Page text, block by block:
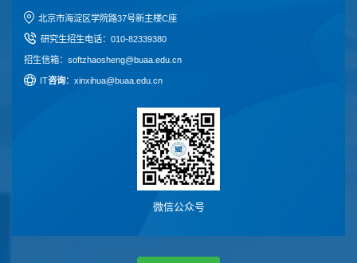
北京市海淀区学院路37号新主楼C座
研究生招生电话： 010-82339380
招生信箱：softzhaosheng@buaa.edu.cn
IT咨询：xinxihua@buaa.edu.cn
微信公众号